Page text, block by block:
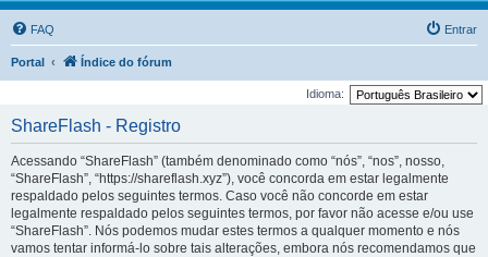
FAQ Entrar
Portal Índice do fórum
Idioma:
ShareFlash - Registro
Acessando “ShareFlash” (também denominado como “nós”, “nos”, nosso,
“ShareFlash”, “https://shareflash.xyz”), você concorda em estar legalmente
respaldado pelos seguintes termos. Caso você não concorde em estar
legalmente respaldado pelos seguintes termos, por favor não acesse e/ou use
“ShareFlash”. Nós podemos mudar estes termos a qualquer momento e nós
vamos tentar informá-lo sobre tais alterações, embora nós recomendamos que